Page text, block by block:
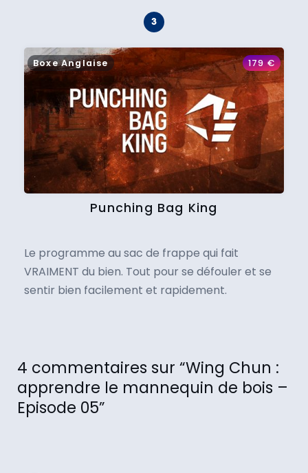
Boxe Anglaise 179€
Punching Bag King
Le programme au sac de frappe qui fait
VRAIMENT du bien. Tout pour se défouler et se
sentir bien facilement et rapidement.
4 commentaires sur “Wing Chun :
apprendre le mannequin de bois –
Episode 05”